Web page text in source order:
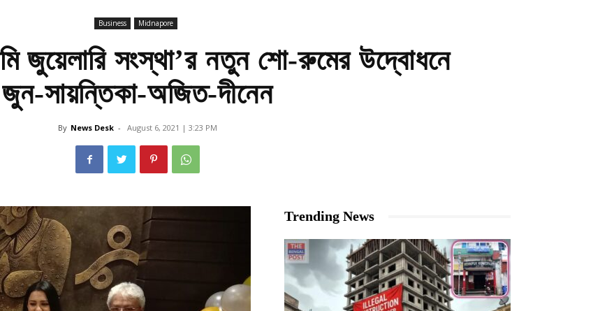
Business Midnapore
জুয়েলারি সংস্থা’র নতুন শো-রুমের উদ্বোধনে
জুন-সায়ন্তিকা-অজিত-দীনেন
By News Desk - August 6, 2021 | 3:23 PM
Trending News